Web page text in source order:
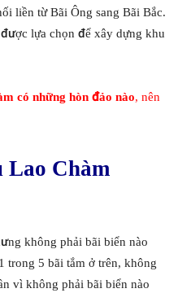
liền từ Bãi Ông sang Bãi Bắc.
lựa chọn để xây dựng khu
có những hòn đảo nào, nên
Lao Chàm
không phải bãi biển nào
trong 5 bãi tắm ở trên, không
vì không phải bãi biển nào